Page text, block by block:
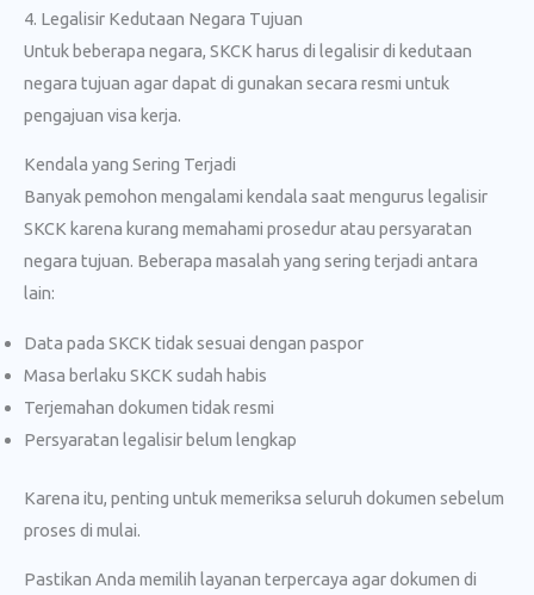
4. Legalisir Kedutaan Negara Tujuan
Untuk beberapa negara, SKCK harus di legalisir di kedutaan
negara tujuan agar dapat di gunakan secara resmi untuk
pengajuan visa kerja.
Kendala yang Sering Terjadi
Banyak pemohon mengalami kendala saat mengurus legalisir
SKCK karena kurang memahami prosedur atau persyaratan
negara tujuan. Beberapa masalah yang sering terjadi antara
lain:
Data pada SKCK tidak sesuai dengan paspor
Masa berlaku SKCK sudah habis
Terjemahan dokumen tidak resmi
Persyaratan legalisir belum lengkap
Karena itu, penting untuk memeriksa seluruh dokumen sebelum
proses di mulai.
Pastikan Anda memilih layanan terpercaya agar dokumen di